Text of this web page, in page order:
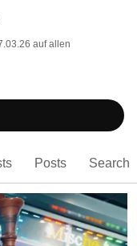
auf allen
Posts Search